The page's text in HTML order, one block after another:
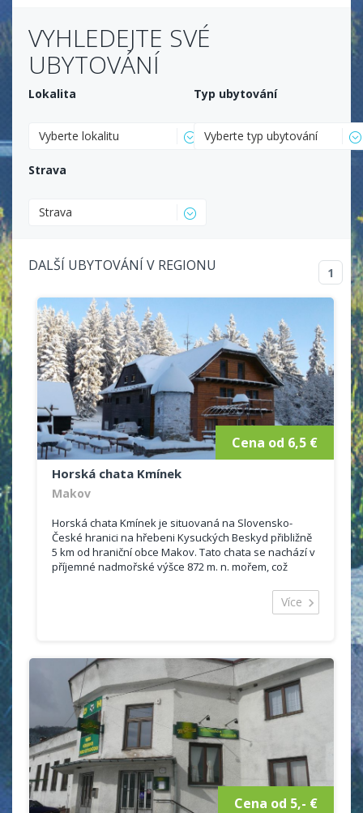
VYHLEDEJTE SVÉ
UBYTOVÁNÍ
Lokalita
Vyberte lokalitu
Typ ubytování
Vyberte typ ubytování
Strava
Strava
DALŠÍ UBYTOVÁNÍ V REGIONU 1
Cena od 6,5 €
Horská chata Kmínek
Makov
Horská chata Kmínek je situovaná na Slovensko-
České hranici na hřebeni Kysuckých Beskyd přibližně
5 km od hraniční obce Makov. Tato chata se nachází v
příjemné nadmořské výšce 872 m. n. mořem, což
Více
Cena od 5,- €